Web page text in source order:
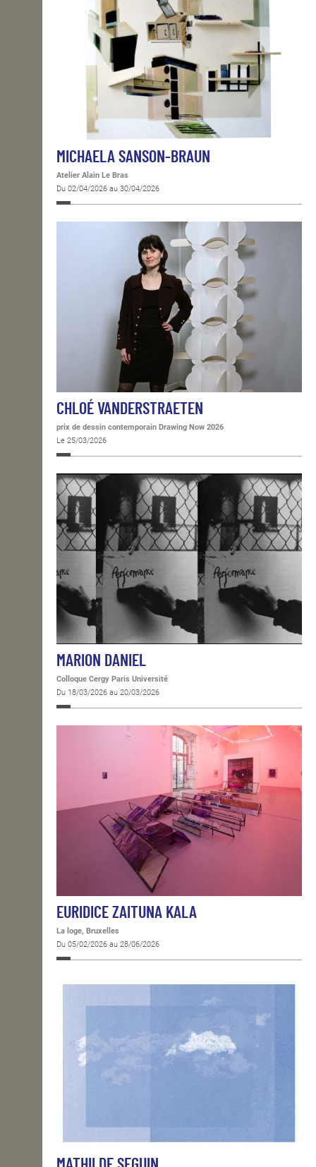
MICHAELA SANSON-BRAUN
Atelier Alain Le Bras
Du 02/04/2026 au 30/04/2026
CHLOÉ VANDERSTRAETEN
prix de dessin contemporain Drawing Now 2026
Le 25/03/2026
MARION DANIEL
Colloque Cergy Paris Université
Du 18/03/2026 au 20/03/2026
EURIDICE ZAITUNA KALA
La loge, Bruxelles
Du 05/02/2026 au 28/06/2026